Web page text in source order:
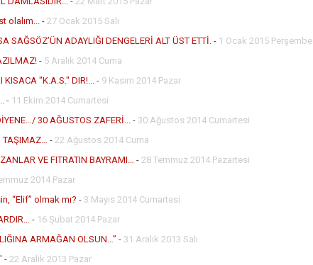
olalım...
- 27 Ocak 2015 Salı
SAĞSÖZ’ÜN ADAYLIĞI DENGELERİ ALT ÜST ETTİ. - 1 Ocak 2015 Perşembe
- 5 Aralık 2014 Cuma
"K.A.S." DIR!...
- 9 Kasım 2014 Pazar
- 11 Ekim 2014 Cumartesi
30 AĞUSTOS ZAFERİ...
- 30 Ağustos 2014 Cumartesi
- 22 Ağustos 2014 Cuma
VE FITRATIN BAYRAMI…
- 28 Temmuz 2014 Pazartesi
2014 Pazar
“Elif” olmak mı? - 3 Mayıs 2014 Cumartesi
- 16 Şubat 2014 Pazar
ARMAĞAN OLSUN…” - 31 Aralık 2013 Salı
- 22 Aralık 2013 Pazar